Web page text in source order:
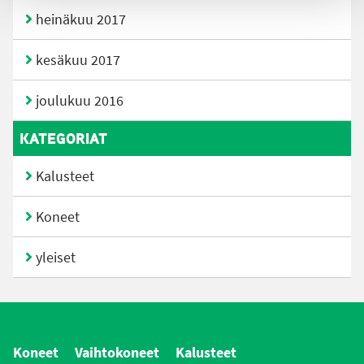
heinäkuu 2017
kesäkuu 2017
joulukuu 2016
KATEGORIAT
Kalusteet
Koneet
yleiset
Koneet Vaihtokoneet Kalusteet